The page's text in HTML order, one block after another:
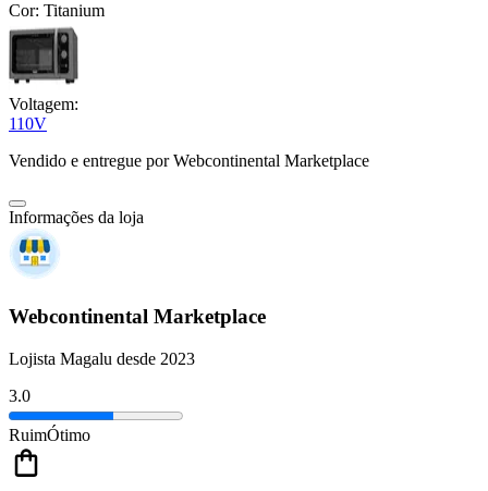
Cor: Titanium
Voltagem:
110V
Vendido e entregue por Webcontinental Marketplace
Informações da loja
Webcontinental Marketplace
Lojista Magalu desde 2023
3.0
RuimÓtimo